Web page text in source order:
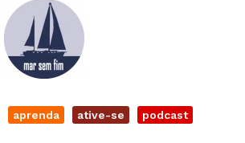
aprenda ative-se podcast